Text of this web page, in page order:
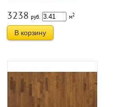
3238 руб. м2
В корзину